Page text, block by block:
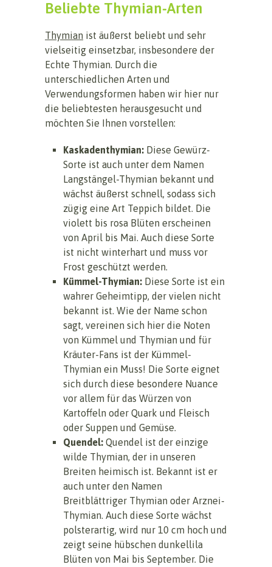
Beliebte Thymian-Arten
Thymian ist äußerst beliebt und sehr
vielseitig einsetzbar, insbesondere der
Echte Thymian. Durch die
unterschiedlichen Arten und
Verwendungsformen haben wir hier nur
die beliebtesten herausgesucht und
möchten Sie Ihnen vorstellen:
Kaskadenthymian: Diese Gewürz-
Sorte ist auch unter dem Namen
Langstängel-Thymian bekannt und
wächst äußerst schnell, sodass sich
zügig eine Art Teppich bildet. Die
violett bis rosa Blüten erscheinen
von April bis Mai. Auch diese Sorte
ist nicht winterhart und muss vor
Frost geschützt werden.
Kümmel-Thymian: Diese Sorte ist ein
wahrer Geheimtipp, der vielen nicht
bekannt ist. Wie der Name schon
sagt, vereinen sich hier die Noten
von Kümmel und Thymian und für
Kräuter-Fans ist der Kümmel-
Thymian ein Muss! Die Sorte eignet
sich durch diese besondere Nuance
vor allem für das Würzen von
Kartoffeln oder Quark und Fleisch
oder Suppen und Gemüse.
Quendel: Quendel ist der einzige
wilde Thymian, der in unseren
Breiten heimisch ist. Bekannt ist er
auch unter den Namen
Breitblättriger Thymian oder Arznei-
Thymian. Auch diese Sorte wächst
polsterartig, wird nur 10 cm hoch und
zeigt seine hübschen dunkellila
Blüten von Mai bis September. Die